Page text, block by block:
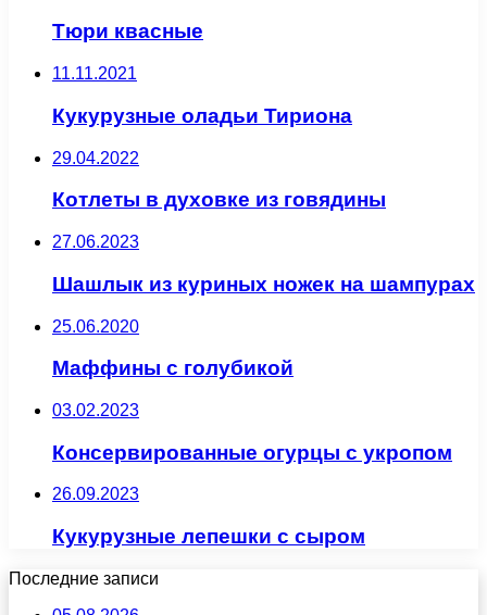
Тюри квасные
11.11.2021
Кукурузные оладьи Тириона
29.04.2022
Котлеты в духовке из говядины
27.06.2023
Шашлык из куриных ножек на шампурах
25.06.2020
Маффины с голубикой
03.02.2023
Консервированные огурцы с укропом
26.09.2023
Кукурузные лепешки с сыром
Последние записи